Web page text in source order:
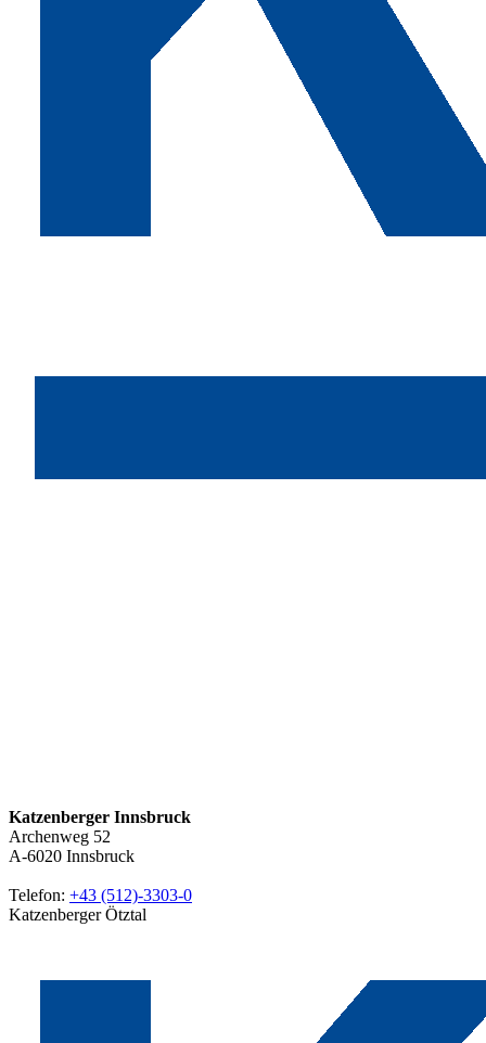
Katzenberger Innsbruck
Archenweg 52
A-6020 Innsbruck
Telefon: +43 (512)-3303-0
Katzenberger Ötztal